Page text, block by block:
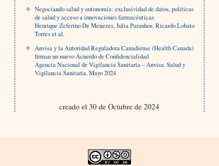
Negociando salud y autonomía: exclusividad de datos, políticas
de salud y acceso a innovaciones farmacéuticas
Henrique Zeferino De Menezes, Julia Paranhos, Ricardo Lobato
Torres et al.
Anvisa y la Autoridad Reguladora Canadiense (Health Canada)
firman un nuevo Acuerdo de Confidencialidad
Agencia Nacional de Vigilancia Sanitaria – Anvisa. Salud y
Vigilancia Sanitaria. Mayo 2024
creado el 30 de Octubre de 2024